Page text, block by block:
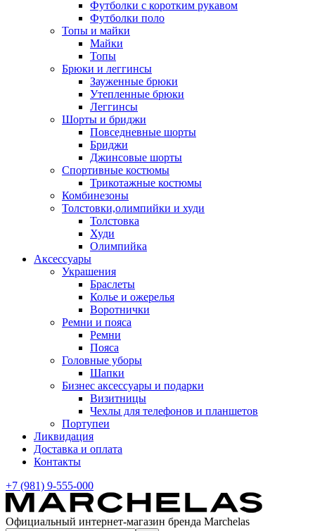
Футболки с коротким рукавом
Футболки поло
Топы и майки
Майки
Топы
Брюки и леггинсы
Зауженные брюки
Утепленные брюки
Леггинсы
Шорты и бриджи
Повседневные шорты
Бриджи
Джинсовые шорты
Спортивные костюмы
Трикотажные костюмы
Комбинезоны
Толстовки,олимпийки и худи
Толстовка
Худи
Олимпийка
Аксессуары
Украшения
Браслеты
Колье и ожерелья
Воротнички
Ремни и пояса
Ремни
Пояса
Головные уборы
Шапки
Бизнес аксессуары и подарки
Визитницы
Чехлы для телефонов и планшетов
Портупеи
Ликвидация
Доставка и оплата
Контакты
+7 (981) 9-555-000
Официальный интернет-магазин бренда Marchelas